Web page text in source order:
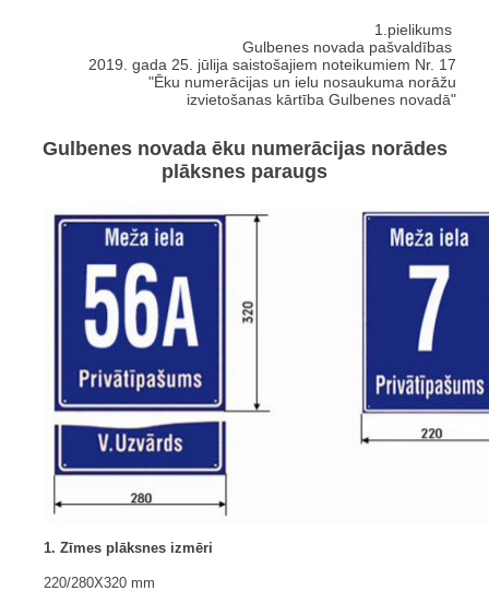
1.pielikums
Gulbenes novada pašvaldības
2019. gada 25. jūlija saistošajiem noteikumiem Nr. 17
"Ēku numerācijas un ielu nosaukuma norāžu
izvietošanas kārtība Gulbenes novadā"
Gulbenes novada ēku numerācijas norādes
plāksnes paraugs
1. Zīmes plāksnes izmēri
220/280X320 mm